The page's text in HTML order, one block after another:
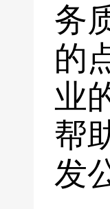
务
的
业
帮
发